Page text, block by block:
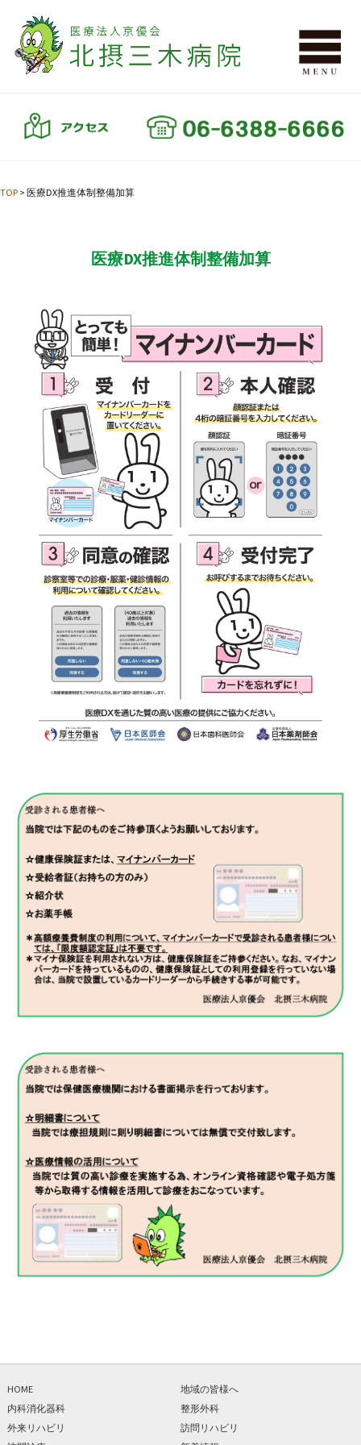
TOP > 医療DX推進体制整備加算
医療DX推進体制整備加算
HOME
地域の皆様へ
内科消化器科
整形外科
外来リハビリ
訪問リハビリ